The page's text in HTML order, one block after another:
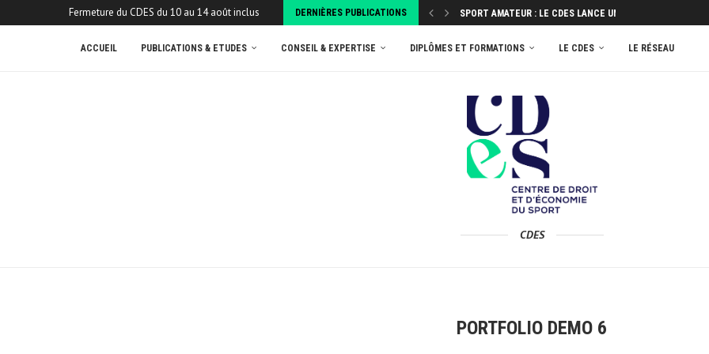
Fermeture du CDES du 10 au 14 août inclus DERNIÈRES PUBLICATIONS SPORT AMATEUR : LE CDES LANCE UNE ENQUÊTE...
ACCUEIL
PUBLICATIONS & ETUDES CONSEIL & EXPERTISE DIPLÔMES ET FORMATIONS LE CDES LE RÉSEAU
CDES
PORTFOLIO DEMO 6